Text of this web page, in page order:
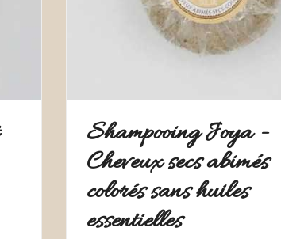
Shampooing Joya -
Cheveux secs abimés
colorés sans huiles
essentielles